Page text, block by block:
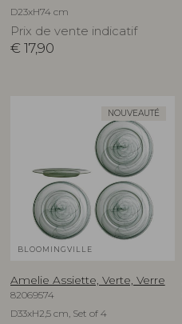
D23xH74 cm
Prix de vente indicatif
€ 17,90
NOUVEAUTÉ
BLOOMINGVILLE
Amelie Assiette, Verte, Verre
82069574
D33xH2,5 cm, Set of 4